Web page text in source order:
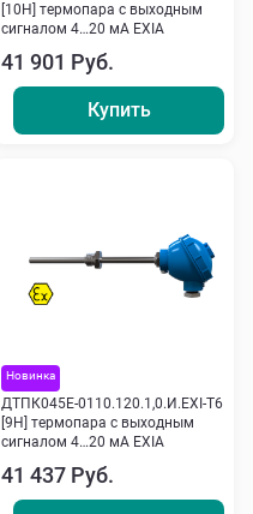
[10Н] термопара с выходным
сигналом 4…20 мА EXIA
41 901 Руб.
Купить
Новинка
ДТПК045Е-0110.120.1,0.И.ЕХI-Т6
[9Н] термопара с выходным
сигналом 4…20 мА EXIA
41 437 Руб.